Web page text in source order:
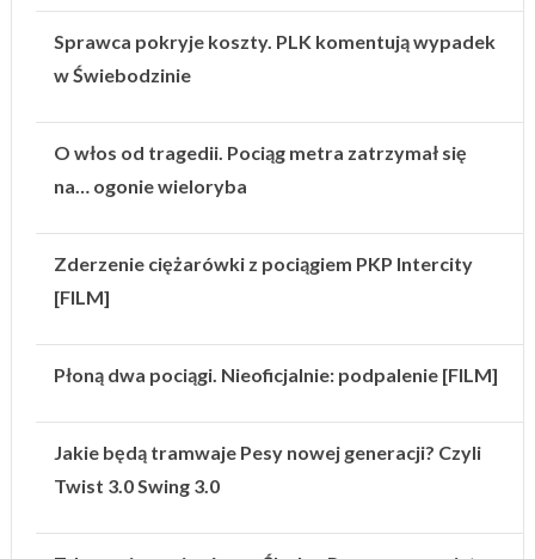
Sprawca pokryje koszty. PLK komentują wypadek
w Świebodzinie
O włos od tragedii. Pociąg metra zatrzymał się
na… ogonie wieloryba
Zderzenie ciężarówki z pociągiem PKP Intercity
[FILM]
Płoną dwa pociągi. Nieoficjalnie: podpalenie [FILM]
Jakie będą tramwaje Pesy nowej generacji? Czyli
Twist 3.0 Swing 3.0